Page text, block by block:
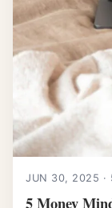
JUN 30, 2025 ·
5 Money